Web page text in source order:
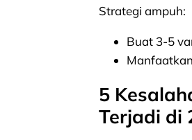
Strategi ampuh:
Buat 3-5
5
Terjadi di